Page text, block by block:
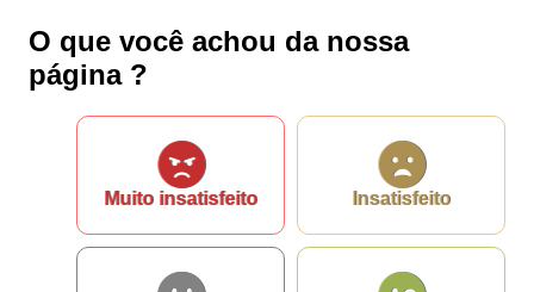
O que você achou da nossa
página ?
Muito insatisfeito Insatisfeito